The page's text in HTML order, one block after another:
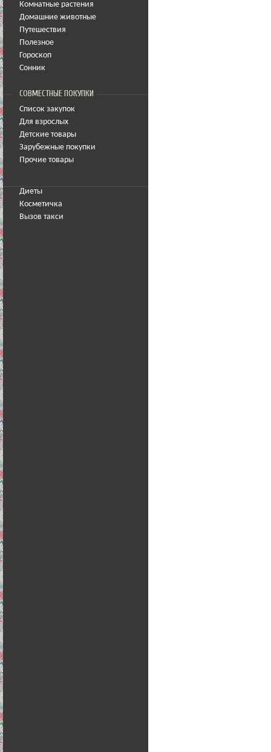
Комнатные растения
Домашние животные
Путешествия
Полезное
Гороскоп
Сонник
СОВМЕСТНЫЕ ПОКУПКИ
Список закупок
Для взрослых
Детские товары
Зарубежные покупки
Прочие товары
Диеты
Косметичка
Вызов такси